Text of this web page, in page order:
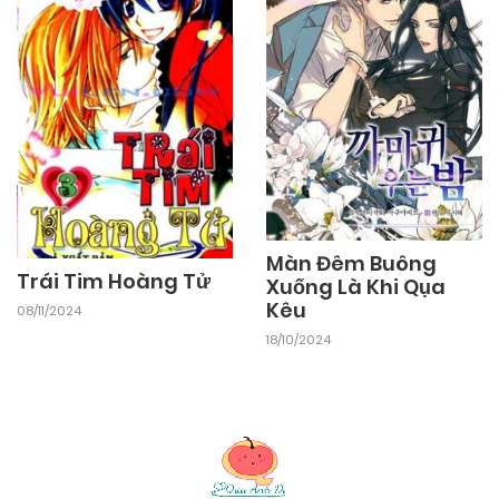
Chapter 23 24/09/2024
Chapter 22 24/09/2024
Chapter 21 24/09/2024
Chapter 20 24/09/2024
Trái Tim Hoàng Tử
08/11/2024
Màn Đêm Buông
Xuống Là Khi Qụa
Kêu
18/10/2024